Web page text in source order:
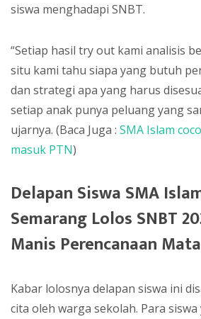
siswa menghadapi SNBT.
“Setiap hasil try out kami analisis
situ kami tahu siapa yang butuh
dan strategi apa yang harus
setiap anak punya peluang yang
ujarnya. (Baca Juga : SMA Islam
masuk PTN)
Delapan Siswa SMA
Semarang Lolos SNBT
Manis Perencanaan
Kabar lolosnya delapan siswa ini
cita oleh warga sekolah. Para